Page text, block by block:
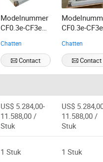
Modelnummer
CF0.3e-CF3e
Generator
Chatten
Contact
Opnemen
CF0.3e-CF3e
Machine
Chatten
Contact
Opnemen
US$ 5.284,00-
11.588,00 /
Stuk
US$
11.588,00 /
Stuk
1 Stuk 1 Stuk